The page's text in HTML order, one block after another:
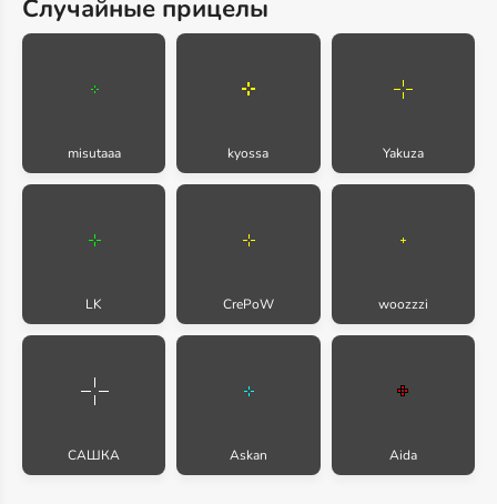
Случайные прицелы
misutaaa kyossa Yakuza
LK CrePoW woozzzi
САШКА Askan Aida